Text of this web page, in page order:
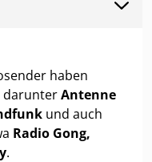
haben
darunterAntenne
und auch
Radio Gong,
.